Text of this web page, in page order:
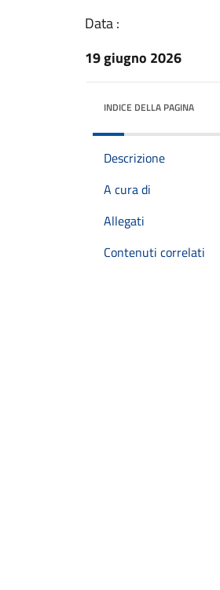
Data :
19 giugno 2026
INDICE DELLA PAGINA
Descrizione
A cura di
Allegati
Contenuti correlati